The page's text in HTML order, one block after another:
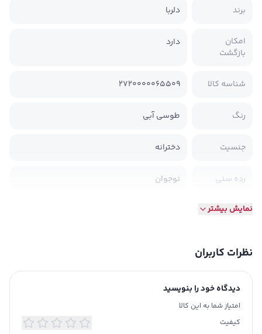
برند دلربا
امکان
بازگشت
دارد
شناسه کالا 2720000065509
رنگ طوسی آبی
جنسیت دخترانه
رده سنی نوجوان
جنس
مدل یقه گرد
نوع آستین حلقه ای
نمایش بیشتر
نظرات کاربران
دیدگاه خود را بنویسید
امتیاز شما به این کالا
کیفیت